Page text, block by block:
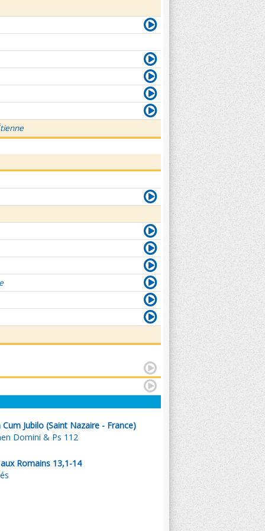
Jubilo (Saint Nazaire - France)
Domini & Ps 112
Romains 13,1-14